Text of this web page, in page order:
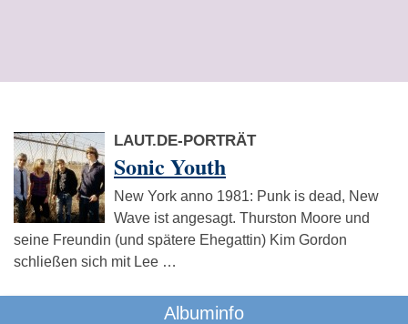
LAUT.DE-PORTRÄT
Sonic Youth
New York anno 1981: Punk is dead, New
Wave ist angesagt. Thurston Moore und
seine Freundin (und spätere Ehegattin) Kim Gordon
schließen sich mit Lee …
Albuminfo